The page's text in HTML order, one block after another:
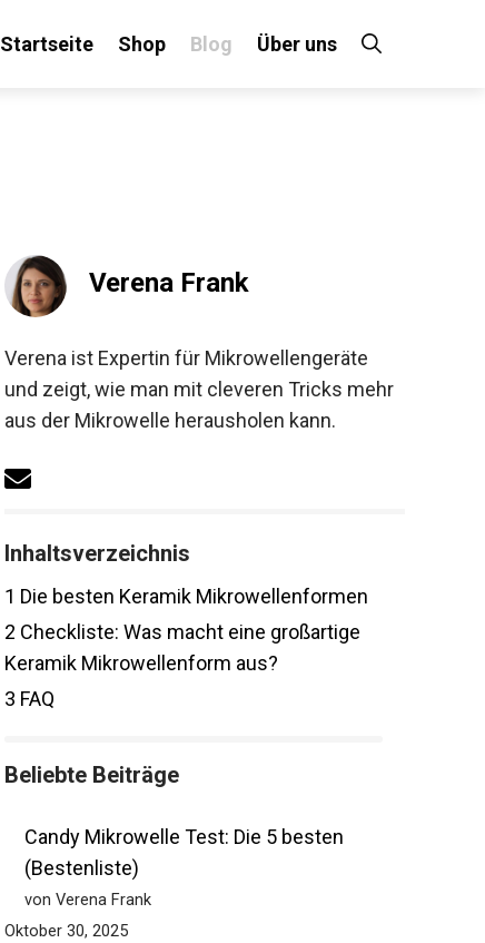
Startseite Shop Blog Über uns
Verena Frank
Verena ist Expertin für Mikrowellengeräte
und zeigt, wie man mit cleveren Tricks mehr
aus der Mikrowelle herausholen kann.
Inhaltsverzeichnis
1 Die besten Keramik Mikrowellenformen
2 Checkliste: Was macht eine großartige
Keramik Mikrowellenform aus?
3 FAQ
Beliebte Beiträge
Candy Mikrowelle Test: Die 5 besten
(Bestenliste)
von Verena Frank
Oktober 30, 2025